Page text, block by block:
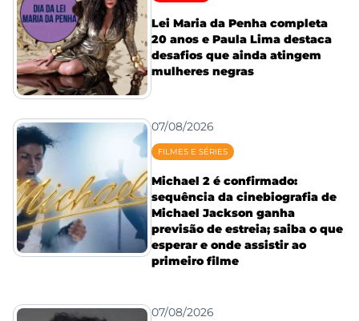
Lei Maria da Penha completa
20 anos e Paula Lima destaca
desafios que ainda atingem
mulheres negras
07/08/2026
FILMES E SÉRIES
Michael 2 é confirmado:
sequência da cinebiografia de
Michael Jackson ganha
previsão de estreia; saiba o que
esperar e onde assistir ao
primeiro filme
07/08/2026